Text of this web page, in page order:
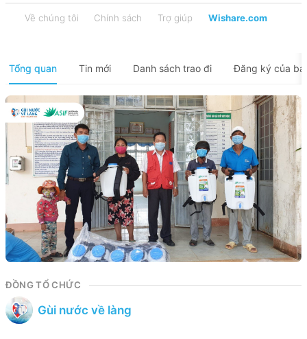
Về chúng tôi Chính sách Trợ giúp Wishare.com
Tổng quan Tin mới Danh sách trao đi Đăng ký của
ĐỒNG TỔ CHỨC
Gùi nước về làng